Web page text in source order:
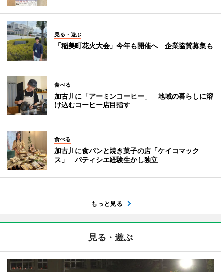
見る・遊ぶ
「稲美町花火大会」今年も開催へ 企業協賛募集も
食べる
加古川に「アーミンコーヒー」 地域の暮らしに溶
け込むコーヒー店目指す
食べる
加古川に食パンと焼き菓子の店「ケイコマック
ス」 パティシエ経験生かし独立
もっと見る
見る・遊ぶ